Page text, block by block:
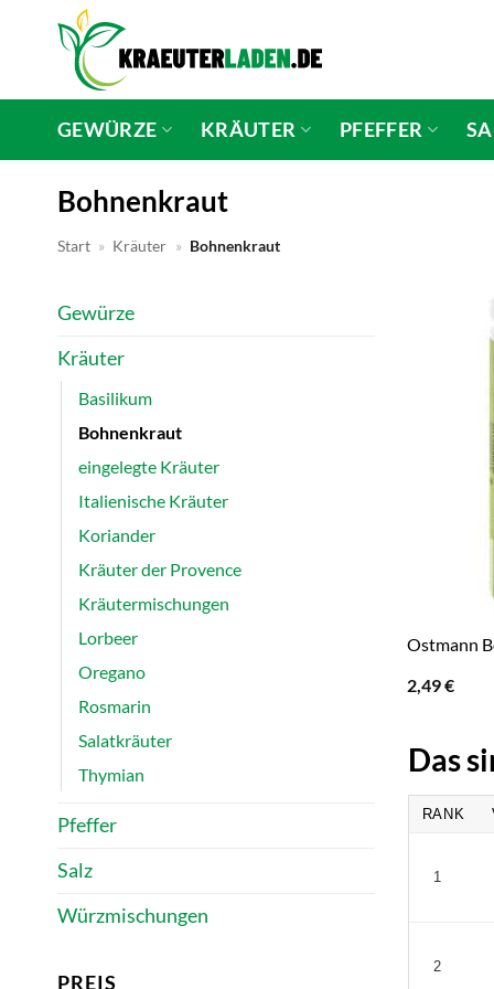
GEWÜRZE KRÄUTER PFEFFER
Bohnenkraut
Start » Kräuter » Bohnenkraut
Gewürze
Kräuter
Basilikum
Bohnenkraut
eingelegte Kräuter
Italienische Kräuter
Koriander
Kräuter der Provence
Kräutermischungen
Lorbeer
Oregano
Rosmarin
Salatkräuter
Thymian
Pfeffer
Salz
Würzmischungen
PREIS
Ostmann
2,49€
Das
RANK
1
2